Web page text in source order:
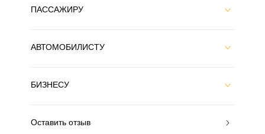
ПАССАЖИРУ
АВТОМОБИЛИСТУ
БИЗНЕСУ
Оставить отзыв